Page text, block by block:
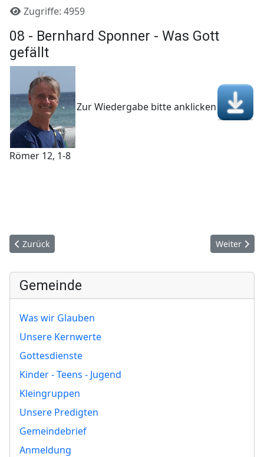
Details
Zugriffe: 4959
08 - Bernhard Sponner - Was Gott
gefällt
Zur Wiedergabe bitte anklicken
Römer 12, 1-8
Vorheriger Beitrag: Eingetragen im Buch des Lebens
Zurück Nächster
Weiter
Gemeinde
Was wir Glauben
Unsere Kernwerte
Gottesdienste
Kinder - Teens - Jugend
Kleingruppen
Unsere Predigten
Gemeindebrief
Anmeldung